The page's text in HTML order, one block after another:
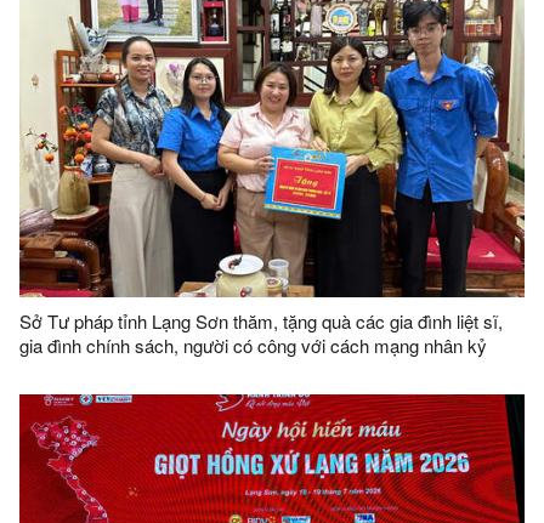
Sở Tư pháp tỉnh Lạng Sơn thăm, tặng quà các gia đình liệt sĩ,
gia đình chính sách, người có công với cách mạng nhân kỷ